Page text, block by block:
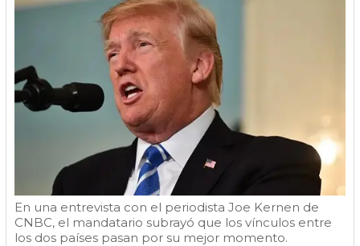
En una entrevista con el periodista Joe Kernen de
CNBC, el mandatario subrayó que los vínculos entre
los dos países pasan por su mejor momento.